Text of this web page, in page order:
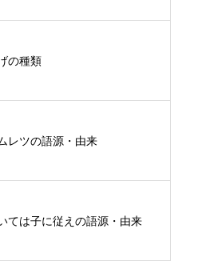
の種類
レツの語源・由来
ては子に従えの語源・由来